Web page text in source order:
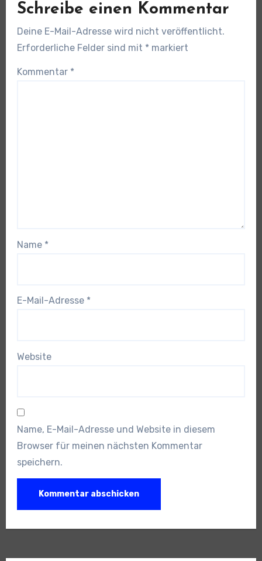
Schreibe einen Kommentar
Deine E-Mail-Adresse wird nicht veröffentlicht.
Erforderliche Felder sind mit * markiert
Kommentar *
Name *
E-Mail-Adresse *
Website
Name, E-Mail-Adresse und Website in diesem
Browser für meinen nächsten Kommentar
speichern.